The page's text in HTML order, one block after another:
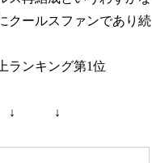
クールスファンであり続
ランキング第1位
↓